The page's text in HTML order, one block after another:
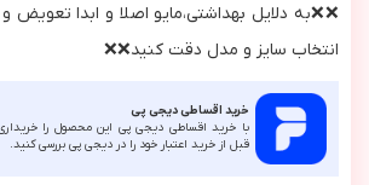
❌❌به دلايل بهداشتي،مايو اصلا و ابدا تعويض و
انتخاب سايز و مدل دقت كنيد❌❌
خرید اقساطی دیجی پی
با خرید اقساطی دیجی پی این محصول را
قبل از خرید اعتبار خود را در دیجی پی بررسی کنید.